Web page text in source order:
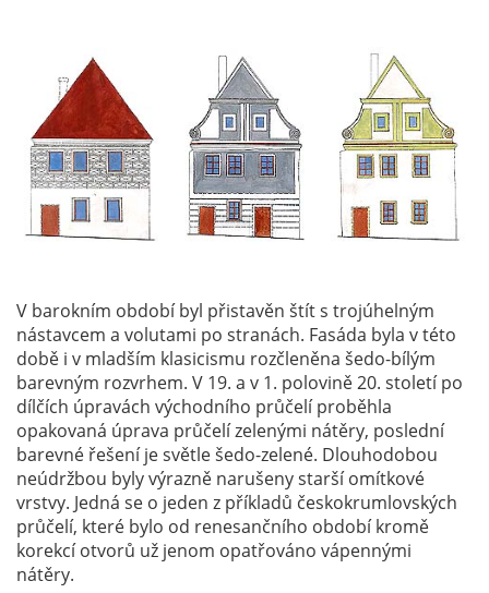
V barokním období byl přistavěn štít s trojúhelným
nástavcem a volutami po stranách. Fasáda byla v této
době i v mladším klasicismu rozčleněna šedo-bílým
barevným rozvrhem. V 19. a v 1. polovině 20. století po
dílčích úpravách východního průčelí proběhla
opakovaná úprava průčelí zelenými nátěry, poslední
barevné řešení je světle šedo-zelené. Dlouhodobou
neúdržbou byly výrazně narušeny starší omítkové
vrstvy. Jedná se o jeden z příkladů českokrumlovských
průčelí, které bylo od renesančního období kromě
korekcí otvorů už jenom opatřováno vápennými
nátěry.